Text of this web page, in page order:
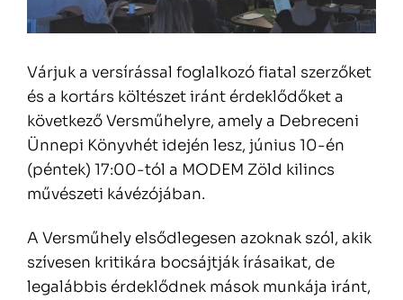
Várjuk a versírással foglalkozó fiatal szerzőket
és a kortárs költészet iránt érdeklődőket a
következő Versműhelyre, amely a Debreceni
Ünnepi Könyvhét idején lesz, június 10-én
(péntek) 17:00-tól a MODEM Zöld kilincs
művészeti kávézójában.
A Versműhely elsődlegesen azoknak szól, akik
szívesen kritikára bocsájtják írásaikat, de
legalábbis érdeklődnek mások munkája iránt,